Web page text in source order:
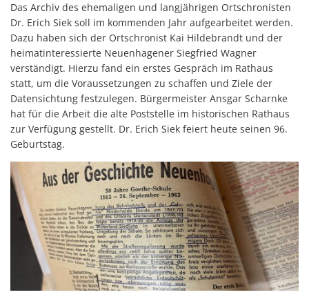
Das Archiv des ehemaligen und langjährigen Ortschronisten
Dr. Erich Siek soll im kommenden Jahr aufgearbeitet werden.
Dazu haben sich der Ortschronist Kai Hildebrandt und der
heimatinteressierte Neuenhagener Siegfried Wagner
verständigt. Hierzu fand ein erstes Gespräch im Rathaus
statt, um die Voraussetzungen zu schaffen und Ziele der
Datensichtung festzulegen. Bürgermeister Ansgar Scharnke
hat für die Arbeit die alte Poststelle im historischen Rathaus
zur Verfügung gestellt. Dr. Erich Siek feiert heute seinen 96.
Geburtstag.